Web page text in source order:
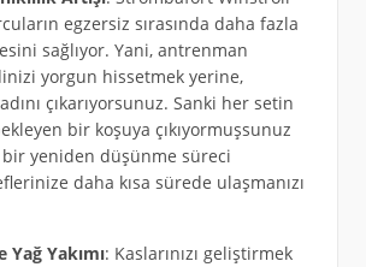
egzersiz sırasında daha fazla
sağlıyor. Yani, antrenman
yorgun hissetmek yerine,
çıkarıyorsunuz. Sanki her setin
bir koşuya çıkıyormuşsunuz
yeniden düşünme süreci
daha kısa sürede ulaşmanızı
Yağ Yakımı: Kaslarınızı geliştirmek